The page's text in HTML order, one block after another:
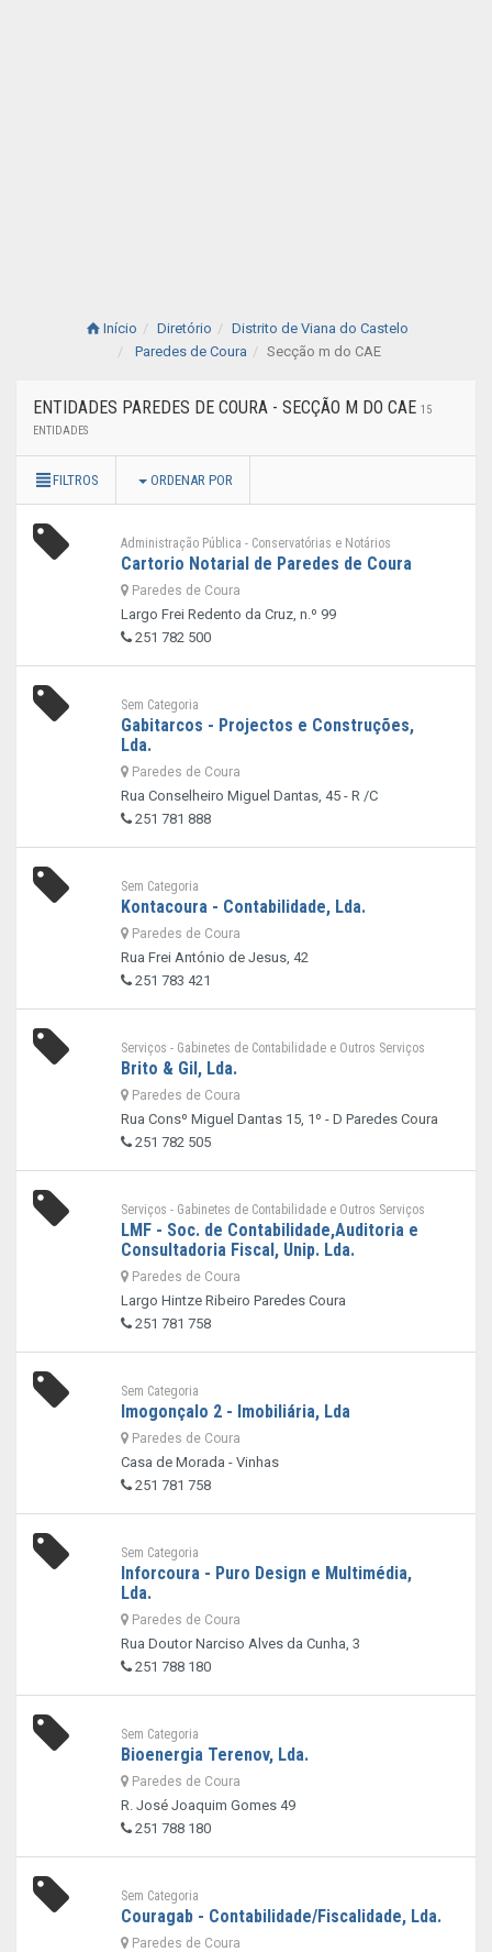
Início Diretório
Distrito de Viana do Castelo
Paredes de Coura
Secção m do CAE
ENTIDADES PAREDES DE COURA - SECÇÃO M DO CAE 15
ENTIDADES
FILTROS ORDENAR POR
Administração Pública - Conservatórias e Notários
Cartorio Notarial de Paredes de Coura
Paredes de Coura
Largo Frei Redento da Cruz, n.º 99
251 782 500
Sem Categoria
Gabitarcos - Projectos e Construções,
Lda.
Paredes de Coura
Rua Conselheiro Miguel Dantas, 45 - R /C
251 781 888
Sem Categoria
Kontacoura - Contabilidade, Lda.
Paredes de Coura
Rua Frei António de Jesus, 42
251 783 421
Serviços - Gabinetes de Contabilidade e Outros Serviços
Brito & Gil, Lda.
Paredes de Coura
Rua Consº Miguel Dantas 15, 1º - D Paredes Coura
251 782 505
Serviços - Gabinetes de Contabilidade e Outros Serviços
LMF - Soc. de Contabilidade,Auditoria e
Consultadoria Fiscal, Unip. Lda.
Paredes de Coura
Largo Hintze Ribeiro Paredes Coura
251 781 758
Sem Categoria
Imogonçalo 2 - Imobiliária, Lda
Paredes de Coura
Casa de Morada - Vinhas
251 781 758
Sem Categoria
Inforcoura - Puro Design e Multimédia,
Lda.
Paredes de Coura
Rua Doutor Narciso Alves da Cunha, 3
251 788 180
Sem Categoria
Bioenergia Terenov, Lda.
Paredes de Coura
R. José Joaquim Gomes 49
251 788 180
Sem Categoria
Couragab - Contabilidade/Fiscalidade, Lda.
Paredes de Coura